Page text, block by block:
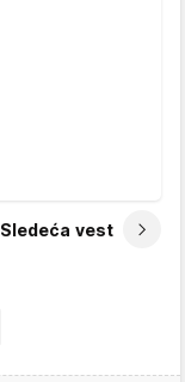
Sledeća vest